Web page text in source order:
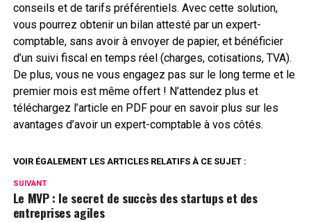
conseils et de tarifs préférentiels. Avec cette solution,
vous pourrez obtenir un bilan attesté par un expert-
comptable, sans avoir à envoyer de papier, et bénéficier
d’un suivi fiscal en temps réel (charges, cotisations, TVA).
De plus, vous ne vous engagez pas sur le long terme et le
premier mois est même offert ! N’attendez plus et
téléchargez l’article en PDF pour en savoir plus sur les
avantages d’avoir un expert-comptable à vos côtés.
VOIR ÉGALEMENT LES ARTICLES RELATIFS À CE SUJET :
SUIVANT
Le MVP : le secret de succès des startups et des
entreprises agiles